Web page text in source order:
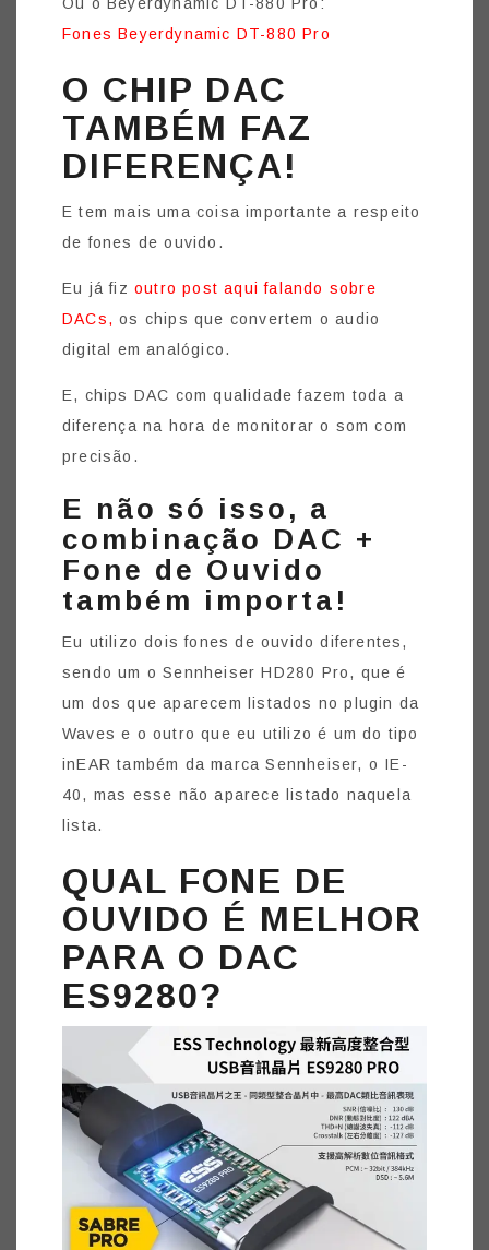
Fones Beyerdynamic DT-880 Pro
O CHIP DAC
TAMBÉM FAZ
DIFERENÇA!
E tem mais uma coisa importante a respeito
de fones de ouvido.
Eu já fiz outro post aqui falando sobre
DACs, os chips que convertem o audio
digital em analógico.
E, chips DAC com qualidade fazem toda a
diferença na hora de monitorar o som com
precisão.
E não só isso, a
combinação DAC +
Fone de Ouvido
também importa!
Eu utilizo dois fones de ouvido diferentes,
sendo um o Sennheiser HD280 Pro, que é
um dos que aparecem listados no plugin da
Waves e o outro que eu utilizo é um do tipo
inEAR também da marca Sennheiser, o IE-
40, mas esse não aparece listado naquela
lista.
QUAL FONE DE
OUVIDO É MELHOR
PARA O DAC
ES9280?